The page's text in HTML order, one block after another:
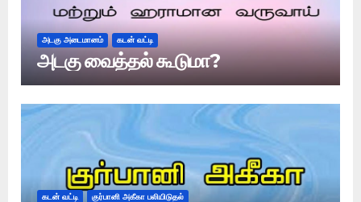
அடகு அடைமானம் கடன் வட்டி
அடகு வைத்தல் கூடுமா?
கடன் வட்டி குர்பானி அகீகா பலியிடுதல்